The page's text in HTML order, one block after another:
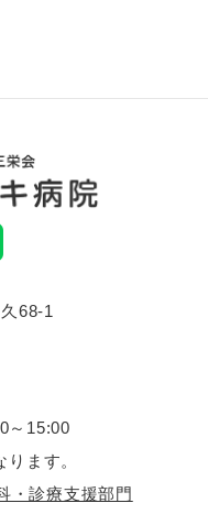
68-1
～15:00
ます。
・診療支援部門